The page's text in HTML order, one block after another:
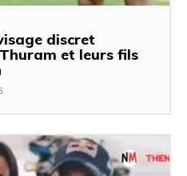
discret
et leurs fils